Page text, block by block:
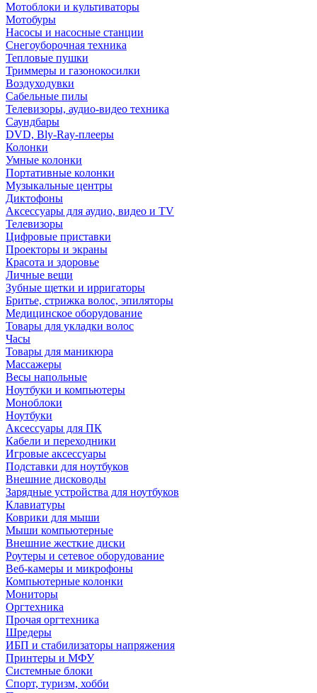
Мотоблоки и культиваторы
Мотобуры
Насосы и насосные станции
Снегоуборочная техника
Тепловые пушки
Триммеры и газонокосилки
Воздуходувки
Сабельные пилы
Телевизоры, аудио-видео техника
Саундбары
DVD, Bly-Ray-плееры
Колонки
Умные колонки
Портативные колонки
Музыкальные центры
Диктофоны
Аксессуары для аудио, видео и TV
Телевизоры
Цифровые приставки
Проекторы и экраны
Красота и здоровье
Личные вещи
Зубные щетки и ирригаторы
Бритье, стрижка волос, эпиляторы
Медицинское оборудование
Товары для укладки волос
Часы
Товары для маникюра
Массажеры
Весы напольные
Ноутбуки и компьютеры
Моноблоки
Ноутбуки
Аксессуары для ПК
Кабели и переходники
Игровые аксессуары
Подставки для ноутбуков
Внешние дисководы
Зарядные устройства для ноутбуков
Клавиатуры
Коврики для мыши
Мыши компьютерные
Внешние жесткие диски
Роутеры и сетевое оборудование
Веб-камеры и микрофоны
Компьютерные колонки
Мониторы
Оргтехника
Прочая оргтехника
Шредеры
ИБП и стабилизаторы напряжения
Принтеры и МФУ
Системные блоки
Спорт, туризм, хобби